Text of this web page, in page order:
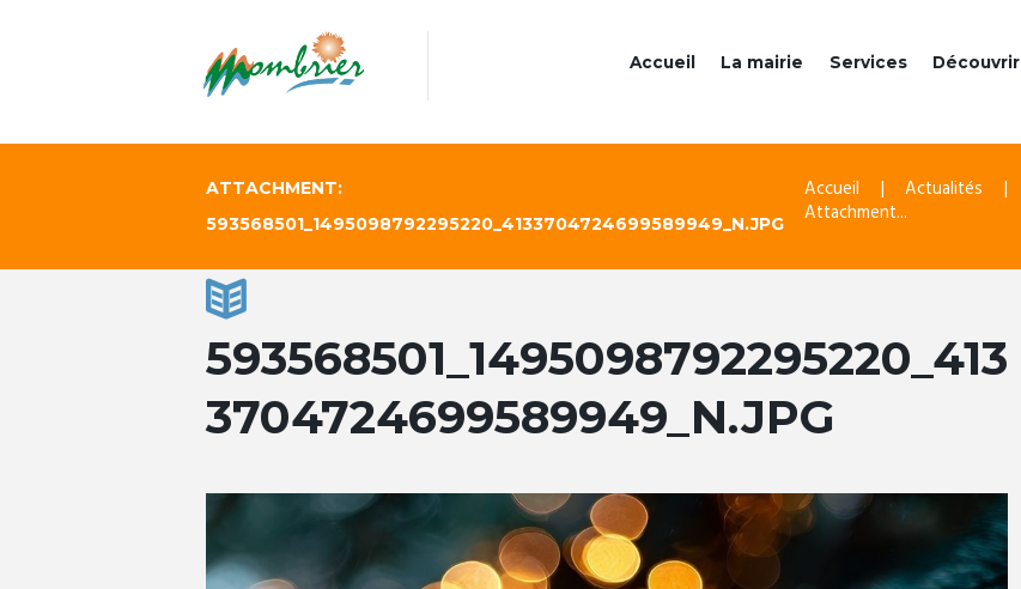
Accueil La mairie Services Découvrir
ATTACHMENT:
593568501_1495098792295220_4133704724699589949_N.JPG
Accueil Actualités
Attachment...
593568501_1495098792295220_413
3704724699589949_N.JPG